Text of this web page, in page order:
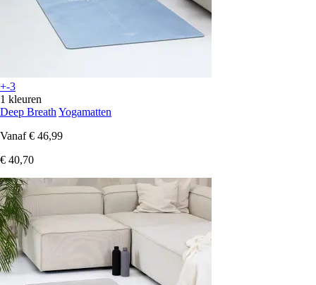
+-3
1 kleuren
Deep Breath Yogamatten
Vanaf € 46,99
€ 40,70